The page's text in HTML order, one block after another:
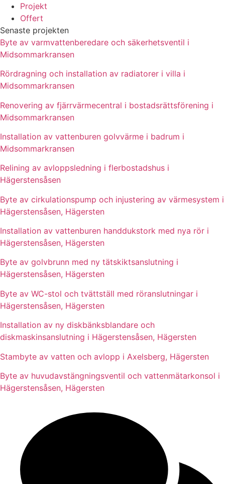
Projekt
Offert
Senaste projekten
Byte av varmvattenberedare och säkerhetsventil i
Midsommarkransen
Rördragning och installation av radiatorer i villa i
Midsommarkransen
Renovering av fjärrvärmecentral i bostadsrättsförening i
Midsommarkransen
Installation av vattenburen golvvärme i badrum i
Midsommarkransen
Relining av avloppsledning i flerbostadshus i
Hägerstensåsen
Byte av cirkulationspump och injustering av värmesystem i
Hägerstensåsen, Hägersten
Installation av vattenburen handdukstork med nya rör i
Hägerstensåsen, Hägersten
Byte av golvbrunn med ny tätskiktsanslutning i
Hägerstensåsen, Hägersten
Byte av WC-stol och tvättställ med röranslutningar i
Hägerstensåsen, Hägersten
Installation av ny diskbänksblandare och
diskmaskinsanslutning i Hägerstensåsen, Hägersten
Stambyte av vatten och avlopp i Axelsberg, Hägersten
Byte av huvudavstängningsventil och vattenmätarkonsol i
Hägerstensåsen, Hägersten